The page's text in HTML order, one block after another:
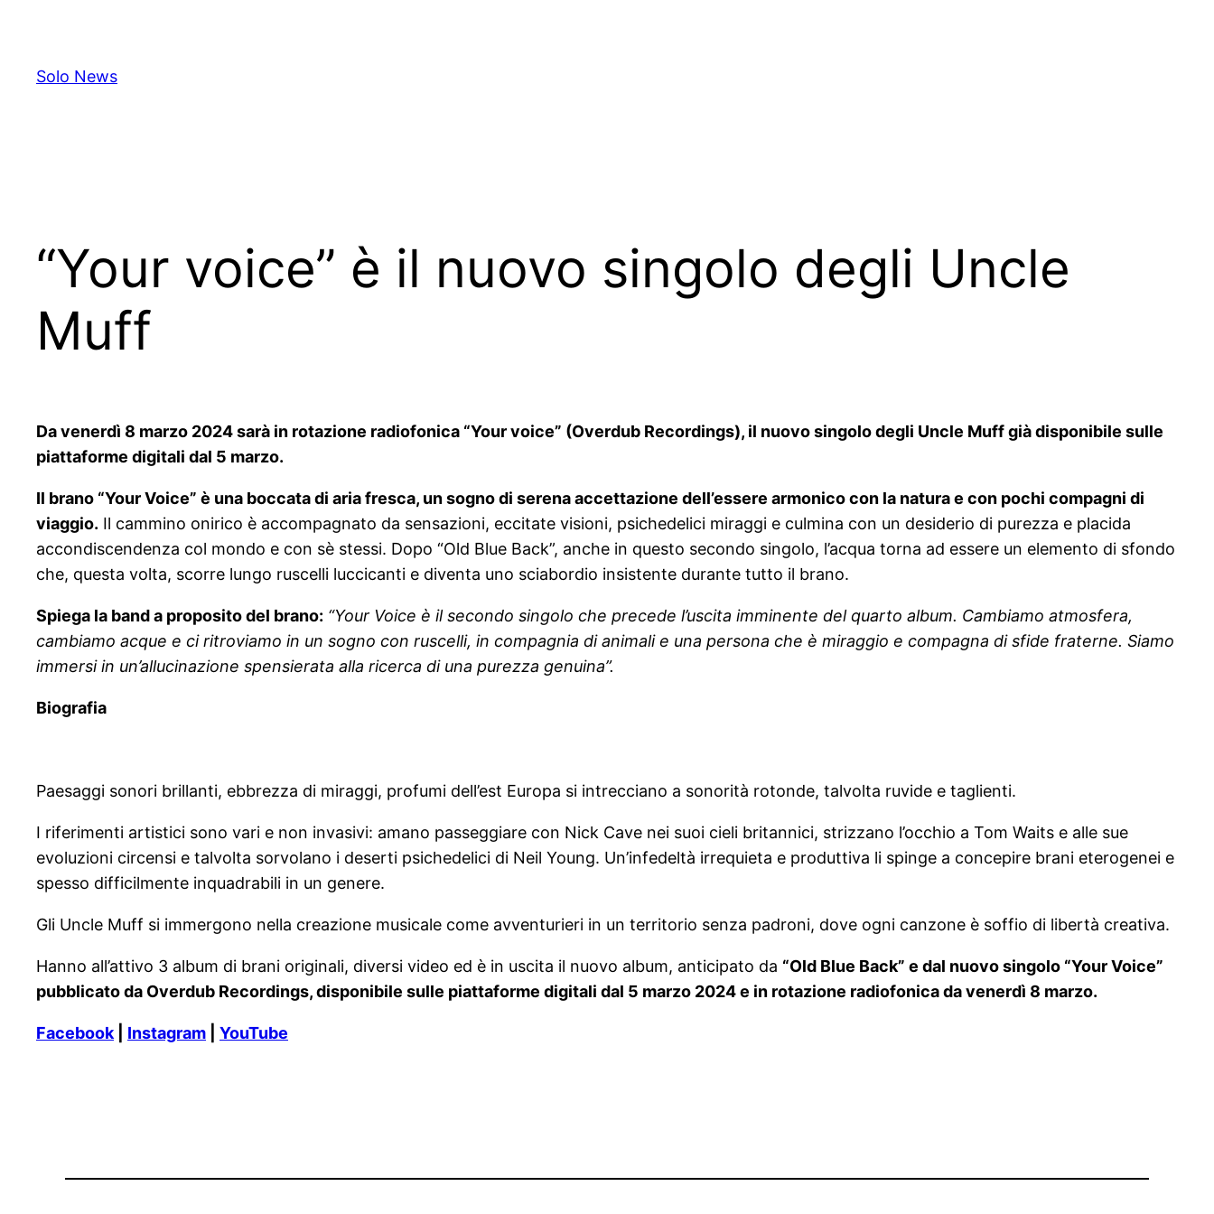
content
Solo News
“Your voice” è il nuovo singolo degli Uncle
Muff
Da venerdì 8 marzo 2024 sarà in rotazione radiofonica “Your voice” (Overdub Recordings), il nuovo singolo degli Uncle Muff già disponibile sulle
piattaforme digitali dal 5 marzo.
Il brano “Your Voice” è una boccata di aria fresca, un sogno di serena accettazione dell’essere armonico con la natura e con pochi compagni di
viaggio. Il cammino onirico è accompagnato da sensazioni, eccitate visioni, psichedelici miraggi e culmina con un desiderio di purezza e placida
accondiscendenza col mondo e con sè stessi. Dopo “Old Blue Back”, anche in questo secondo singolo, l’acqua torna ad essere un elemento di sfondo
che, questa volta, scorre lungo ruscelli luccicanti e diventa uno sciabordio insistente durante tutto il brano.
Spiega la band a proposito del brano: “Your Voice è il secondo singolo che precede l’uscita imminente del quarto album. Cambiamo atmosfera,
cambiamo acque e ci ritroviamo in un sogno con ruscelli, in compagnia di animali e una persona che è miraggio e compagna di sfide fraterne. Siamo
immersi in un’allucinazione spensierata alla ricerca di una purezza genuina”.
Biografia
Paesaggi sonori brillanti, ebbrezza di miraggi, profumi dell’est Europa si intrecciano a sonorità rotonde, talvolta ruvide e taglienti.
I riferimenti artistici sono vari e non invasivi: amano passeggiare con Nick Cave nei suoi cieli britannici, strizzano l’occhio a Tom Waits e alle sue
evoluzioni circensi e talvolta sorvolano i deserti psichedelici di Neil Young. Un’infedeltà irrequieta e produttiva li spinge a concepire brani eterogenei e
spesso difficilmente inquadrabili in un genere.
Gli Uncle Muff si immergono nella creazione musicale come avventurieri in un territorio senza padroni, dove ogni canzone è soffio di libertà creativa.
Hanno all’attivo 3 album di brani originali, diversi video ed è in uscita il nuovo album, anticipato da “Old Blue Back” e dal nuovo singolo “Your Voice”
pubblicato da Overdub Recordings, disponibile sulle piattaforme digitali dal 5 marzo 2024 e in rotazione radiofonica da venerdì 8 marzo.
Facebook| Instagram YouTube